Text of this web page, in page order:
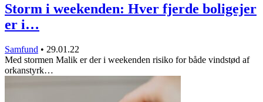
Storm i weekenden: Hver fjerde boligejer
er i…
Samfund • 29.01.22
Med stormen Malik er der i weekenden risiko for både vindstød af
orkanstyrk…